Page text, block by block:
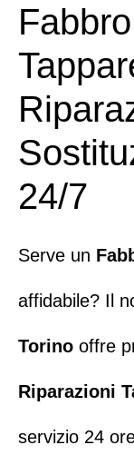
24/7
Serve un
affidabile? Il
Torino offre
Riparazioni
servizio 24